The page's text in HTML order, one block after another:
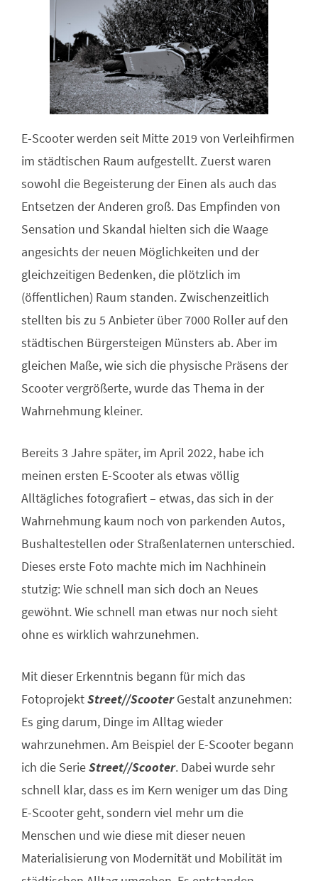
E-Scooter werden seit Mitte 2019 von Verleihfirmen
im städtischen Raum aufgestellt. Zuerst waren
sowohl die Begeisterung der Einen als auch das
Entsetzen der Anderen groß. Das Empfinden von
Sensation und Skandal hielten sich die Waage
angesichts der neuen Möglichkeiten und der
gleichzeitigen Bedenken, die plötzlich im
(öffentlichen) Raum standen. Zwischenzeitlich
stellten bis zu 5 Anbieter über 7000 Roller auf den
städtischen Bürgersteigen Münsters ab. Aber im
gleichen Maße, wie sich die physische Präsens der
Scooter vergrößerte, wurde das Thema in der
Wahrnehmung kleiner.
Bereits 3 Jahre später, im April 2022, habe ich
meinen ersten E-Scooter als etwas völlig
Alltägliches fotografiert – etwas, das sich in der
Wahrnehmung kaum noch von parkenden Autos,
Bushaltestellen oder Straßenlaternen unterschied.
Dieses erste Foto machte mich im Nachhinein
stutzig: Wie schnell man sich doch an Neues
gewöhnt. Wie schnell man etwas nur noch sieht
ohne es wirklich wahrzunehmen.
Mit dieser Erkenntnis begann für mich das
FotoprojektStreet//ScooterGestalt anzunehmen:
Es ging darum, Dinge im Alltag wieder
wahrzunehmen. Am Beispiel der E-Scooter begann
ich die SerieStreet//Scooter. Dabei wurde sehr
schnell klar, dass es im Kern weniger um das Ding
E-Scooter geht, sondern viel mehr um die
Menschen und wie diese mit dieser neuen
Materialisierung von Modernität und Mobilität im